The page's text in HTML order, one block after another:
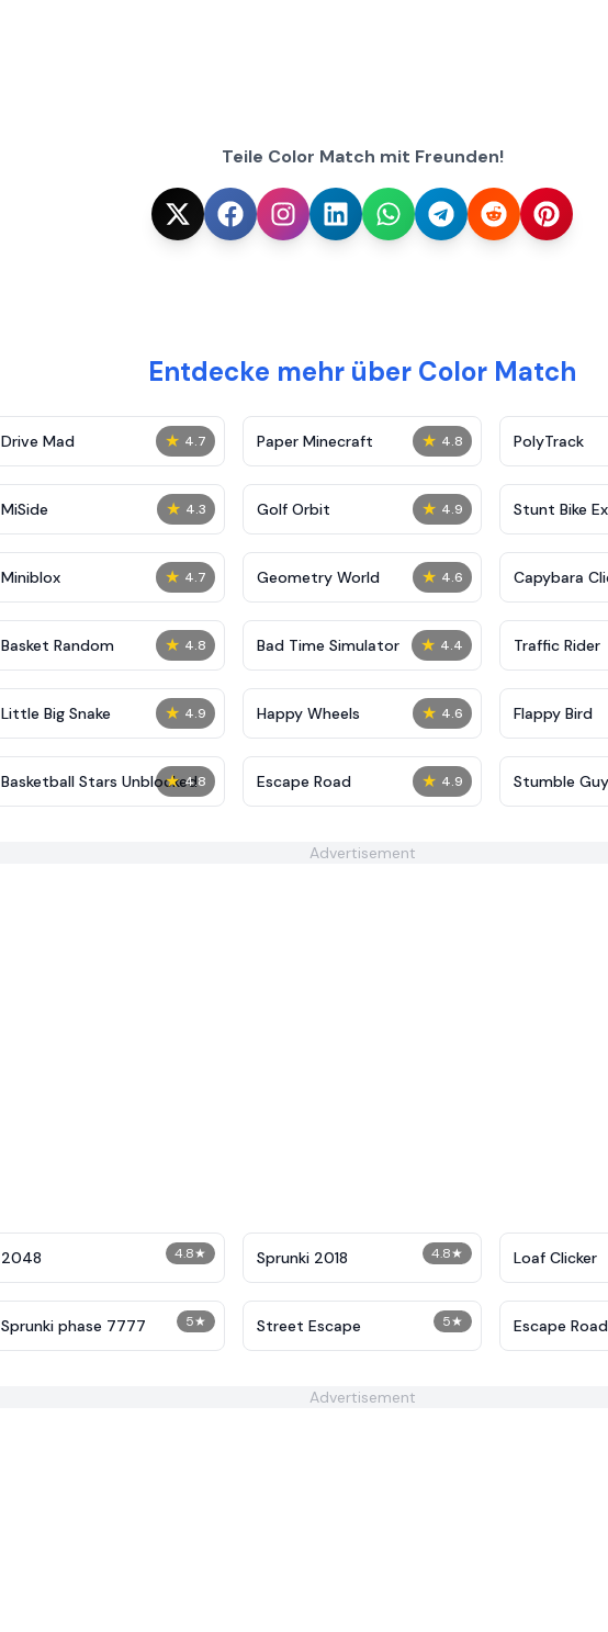
Teile Color Match mit Freunden!
Entdecke mehr über Color Match
★ 4.7
Drive Mad ★ 4.8
Paper Minecraft PolyTrack
★ 4.3
MiSide ★ 4.9
Golf Orbit Stunt Bike
★ 4.7
Miniblox ★ 4.6
Geometry World Capybara
★ 4.8
Basket Random ★ 4.4
Bad Time Simulator Traffic Rider
★ 4.9
Little Big Snake ★ 4.6
Happy Wheels Flappy Bird
★ 4.8
Basketball Stars Unblocked ★ 4.9
Escape Road Stumble
Advertisement
4.8★
2048 4.8★
Sprunki 2018 Loaf Clicker
5★
Sprunki phase 7777 5★
Street Escape Escape
Advertisement